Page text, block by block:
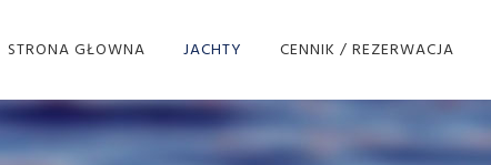
STRONA GŁOWNA JACHTY CENNIK / REZERWACJA